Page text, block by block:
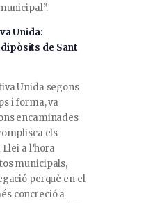
Unida:
de Sant
Unida segons
i forma, va
encaminades
els
a l’hora
municipals,
perquè en el
concreció a